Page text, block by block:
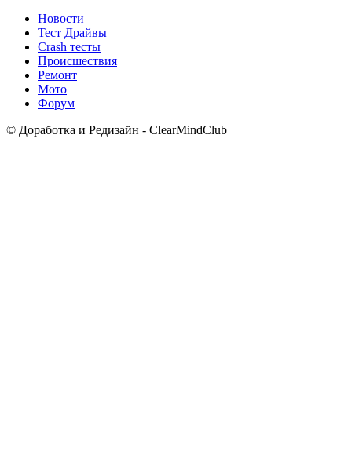
Новости
Тест Драйвы
Crash тесты
Происшествия
Ремонт
Мото
Форум
© Доработка и Редизайн - ClearMindClub